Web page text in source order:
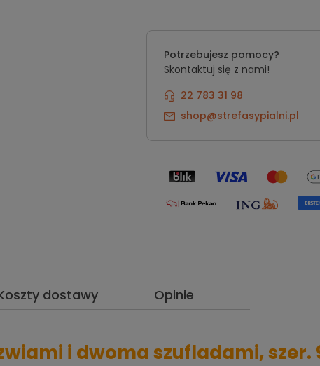
Potrzebujesz pomocy?
Skontaktuj się z nami!
22 783 31 98
shop@strefasypialni.pl
dostawy Opinie
i dwoma szufladami,